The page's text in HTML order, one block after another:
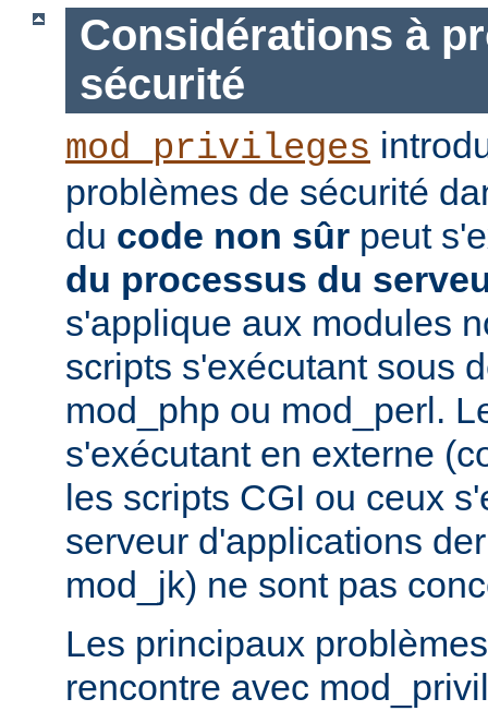
Considérations à
sécurité
mod_privileges
problèmes de sécurité
du code non sûr peut
du processus du
s'applique aux modules
scripts s'exécutant sous
mod_php ou mod_perl.
s'exécutant en externe
les scripts CGI ou ceux
serveur d'applications
mod_jk) ne sont pas
Les principaux
rencontre avec